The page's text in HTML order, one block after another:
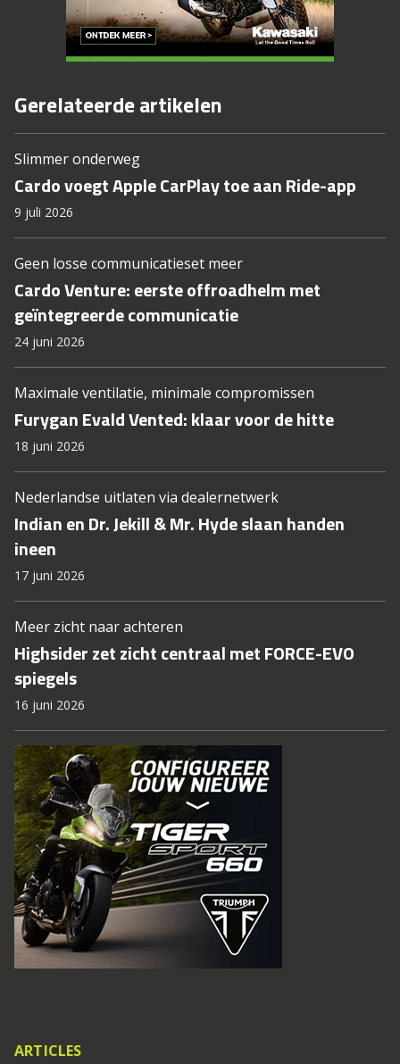
Gerelateerde artikelen
Slimmer onderweg
Cardo voegt Apple CarPlay toe aan Ride-app
9 juli 2026
Geen losse communicatieset meer
Cardo Venture: eerste offroadhelm met
geïntegreerde communicatie
24 juni 2026
Maximale ventilatie, minimale compromissen
Furygan Evald Vented: klaar voor de hitte
18 juni 2026
Nederlandse uitlaten via dealernetwerk
Indian en Dr. Jekill & Mr. Hyde slaan handen
ineen
17 juni 2026
Meer zicht naar achteren
Highsider zet zicht centraal met FORCE-EVO
spiegels
16 juni 2026
ARTICLES